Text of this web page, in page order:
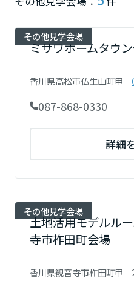
海外事業
ミサワアイデンティティ
その他見学会場
ミサワホームタウ
香川県高松市仏生山町甲
087-868-0330
詳細
その他見学会場
土地活用モデルル
寺市柞田町会場
香川県観音寺市柞田町甲
千葉県
甲信越・北陸
富山県
新潟県